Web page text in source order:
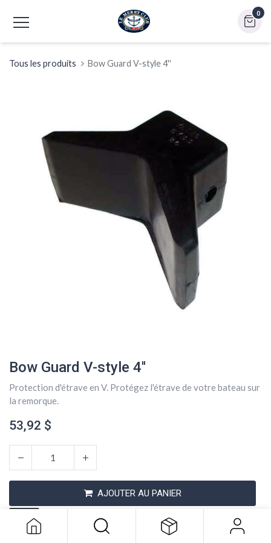
0
Tous les produits Bow Guard V-style 4''
Bow Guard V-style 4''
Protection d'étrave en V. Protégez l'étrave de votre bateau sur
la remorque.
53,92 $
AJOUTER AU PANIER
53,92$